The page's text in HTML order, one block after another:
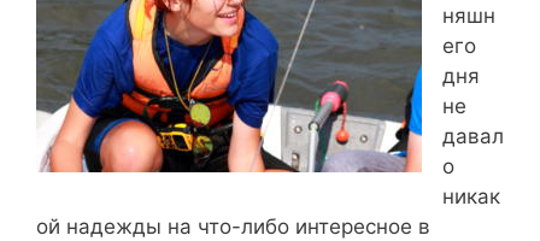
няшн
его
дня
не
давал
о
никак
ой надежды на что-либо интересное в